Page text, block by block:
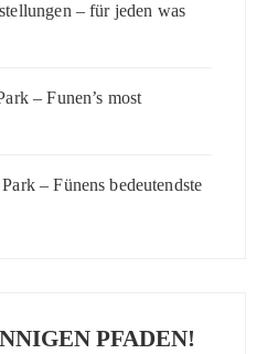
– für jeden was
– Funen’s most
– Fünens bedeutendste
PFADEN!